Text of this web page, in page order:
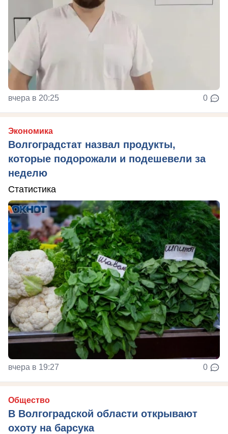
вчера в 20:25 0
Экономика
Волгоградстат назвал продукты,
которые подорожали и подешевели за
неделю
Статистика
вчера в 19:27 0
Общество
В Волгоградской области открывают
охоту на барсука